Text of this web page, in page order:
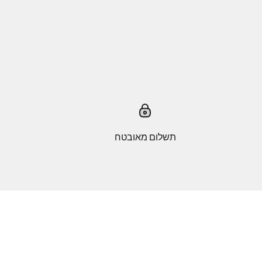
תשלום מאובטח